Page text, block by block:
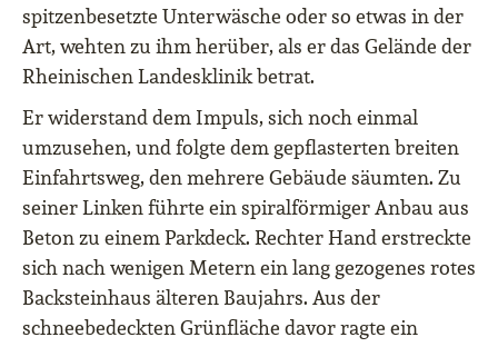
spitzenbesetzte Unterwäsche oder so etwas in der
Art, wehten zu ihm herüber, als er das Gelände der
Rheinischen Landesklinik betrat.
Er widerstand dem Impuls, sich noch einmal
umzusehen, und folgte dem gepflasterten breiten
Einfahrtsweg, den mehrere Gebäude säumten. Zu
seiner Linken führte ein spiralförmiger Anbau aus
Beton zu einem Parkdeck. Rechter Hand erstreckte
sich nach wenigen Metern ein lang gezogenes rotes
Backsteinhaus älteren Baujahrs. Aus der
schneebedeckten Grünfläche davor ragte ein